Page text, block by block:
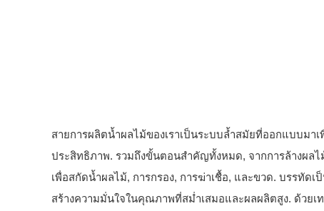
สายการผลิตน้ำผลไม้ของเราเป็นระบบล้ำสมัยที่ออกแบบมา
ประสิทธิภาพ. รวมถึงขั้นตอนสำคัญทั้งหมด, จากการล้างผลไ
เพื่อสกัดน้ำผลไม้, การกรอง, การฆ่าเชื้อ, และขวด. บรรทัด
สร้างความมั่นใจในคุณภาพที่สม่ำเสมอและผลผลิตสูง. ด้วยเ